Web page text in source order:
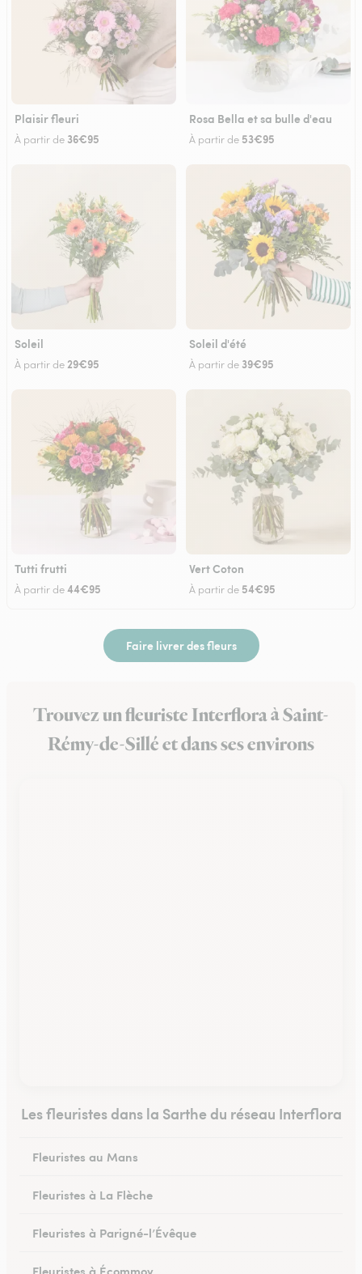
Plaisir fleuri
À partir de 36€95
Rosa Bella et sa bulle d'eau
À partir de 53€95
Soleil
À partir de 29€95
Soleil d'été
À partir de 39€95
Tutti frutti
À partir de44€95
Vert Coton
À partir de 54€95
Faire livrer des fleurs
Trouvez un fleuriste Interflora à Saint-
Rémy-de-Sillé et dans ses environs
Les fleuristes dans la Sarthe du réseau Interflora
Fleuristes au Mans
Fleuristes à La Flèche
Fleuristes à Parigné-l’Évêque
Fleuristes à Écommoy